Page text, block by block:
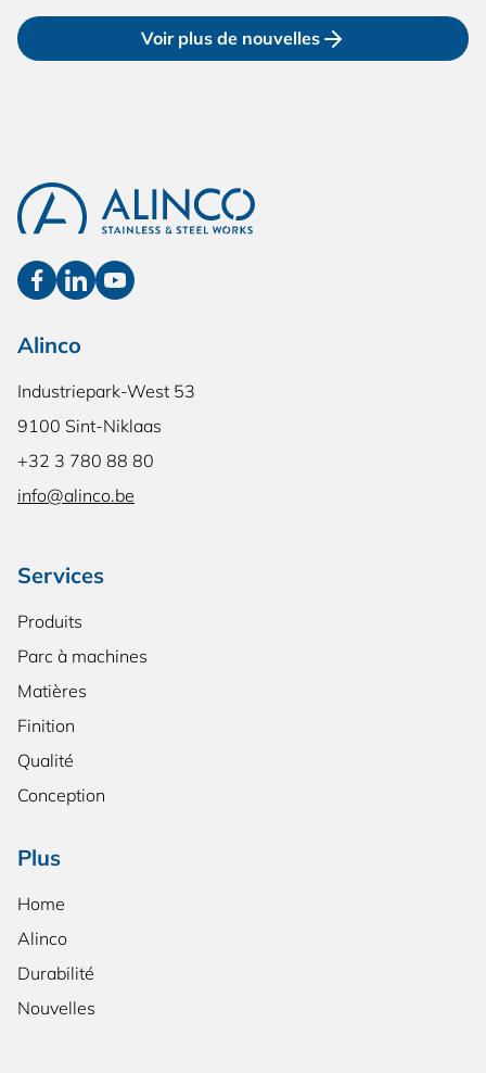
Voir plus de nouvelles
Alinco
Industriepark-West 53
9100 Sint-Niklaas
+32 3 780 88 80
info@alinco.be
Services
Produits
Parc à machines
Matières
Finition
Qualité
Conception
Plus
Home
Alinco
Durabilité
Nouvelles